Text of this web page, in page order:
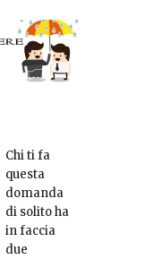
Chi ti fa
questa
domanda
di solito ha
in faccia
due